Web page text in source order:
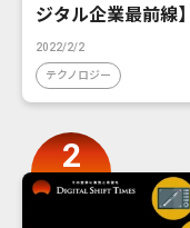
ジタル企業最前線】
2022/2/2
テクノロジー